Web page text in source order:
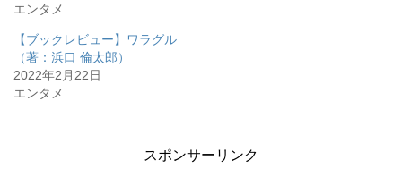
エンタメ
【ブックレビュー】ワラグル
（著：浜口 倫太郎）
2022年2月22日
エンタメ
スポンサーリンク